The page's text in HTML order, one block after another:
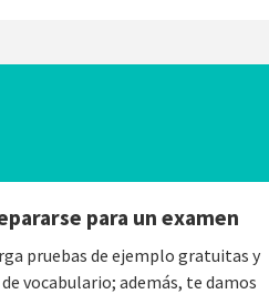
para un examen
pruebas de ejemplo gratuitas y
vocabulario; además, te damos